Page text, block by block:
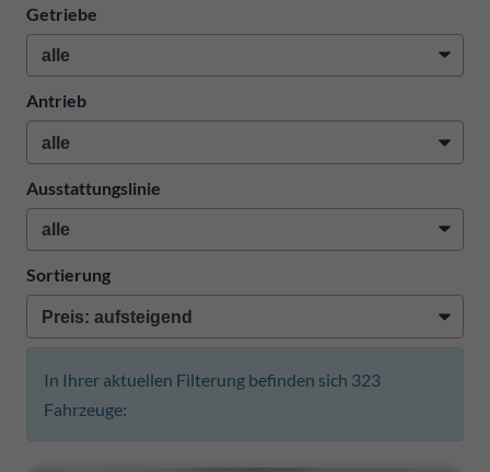
Getriebe
Antrieb
Ausstattungslinie
Sortierung
In Ihrer aktuellen Filterung befinden sich 323
Fahrzeuge: